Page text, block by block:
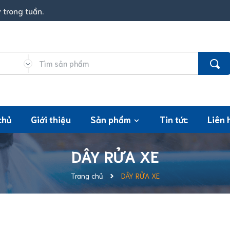
tuần.
Giới thiệu Sản phẩm Tin tức Liên
DÂY RỬA XE
Trang chủ DÂY RỬA XE